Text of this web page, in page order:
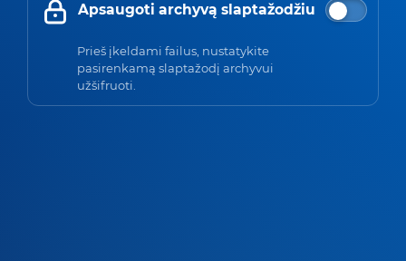
Apsaugoti archyvą slaptažodžiu
Prieš įkeldami failus, nustatykite
pasirenkamą slaptažodį archyvui
užšifruoti.